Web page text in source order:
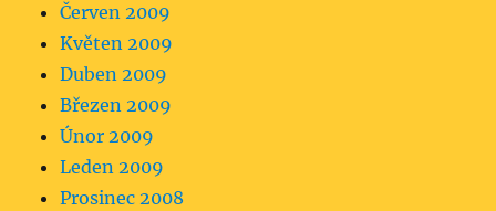
Červen 2009
Květen 2009
Duben 2009
Březen 2009
Únor 2009
Leden 2009
Prosinec 2008